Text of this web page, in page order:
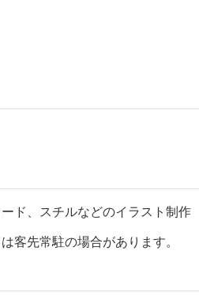
ド、スチルなどのイラスト制作
客先常駐の場合があります。